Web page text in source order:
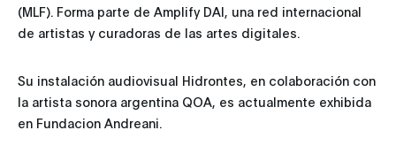
(MLF). Forma parte de Amplify DAI, una red internacional
de artistas y curadoras de las artes digitales.
Su instalación audiovisual Hidrontes, en colaboración con
la artista sonora argentina QOA, es actualmente exhibida
en Fundacion Andreani.